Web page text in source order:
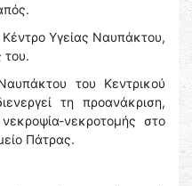
Υγείας Ναυπάκτου,
του.
του Κεντρικού
τη προανάκριση,
νεκροτομής στο
Πάτρας.